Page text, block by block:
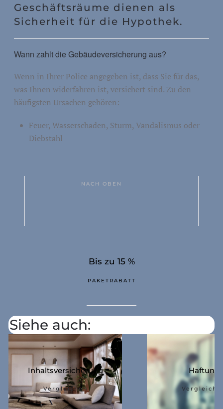
Geschäftsräume dienen als
Sicherheit für die Hypothek.
Wann zahlt die Gebäudeversicherung aus?
Wenn in Ihrer Police angegeben ist, dass Sie für das,
was Ihnen widerfahren ist, versichert sind. Zu den
häufigsten Ursachen gehören:
Feuer, Wasserschaden, Sturm, Vandalismus oder
Diebstahl
NACH OBEN
Bis zu 15 %
PAKETRABATT
Siehe auch:
Inhaltsversicherung
Vergleichen
Haftung